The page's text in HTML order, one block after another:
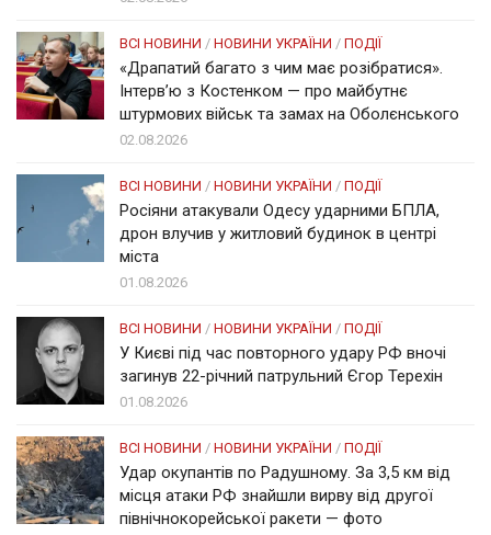
ВСІ НОВИНИ / НОВИНИ УКРАЇНИ / ПОДІЇ
«Драпатий багато з чим має розібратися».
Інтерв’ю з Костенком — про майбутнє
штурмових військ та замах на Оболєнського
02.08.2026
ВСІ НОВИНИ / НОВИНИ УКРАЇНИ / ПОДІЇ
Росіяни атакували Одесу ударними БПЛА,
дрон влучив у житловий будинок в центрі
міста
01.08.2026
ВСІ НОВИНИ / НОВИНИ УКРАЇНИ / ПОДІЇ
У Києві під час повторного удару РФ вночі
загинув 22-річний патрульний Єгор Терехін
01.08.2026
ВСІ НОВИНИ / НОВИНИ УКРАЇНИ / ПОДІЇ
Удар окупантів по Радушному. За 3,5 км від
місця атаки РФ знайшли вирву від другої
північнокорейської ракети — фото